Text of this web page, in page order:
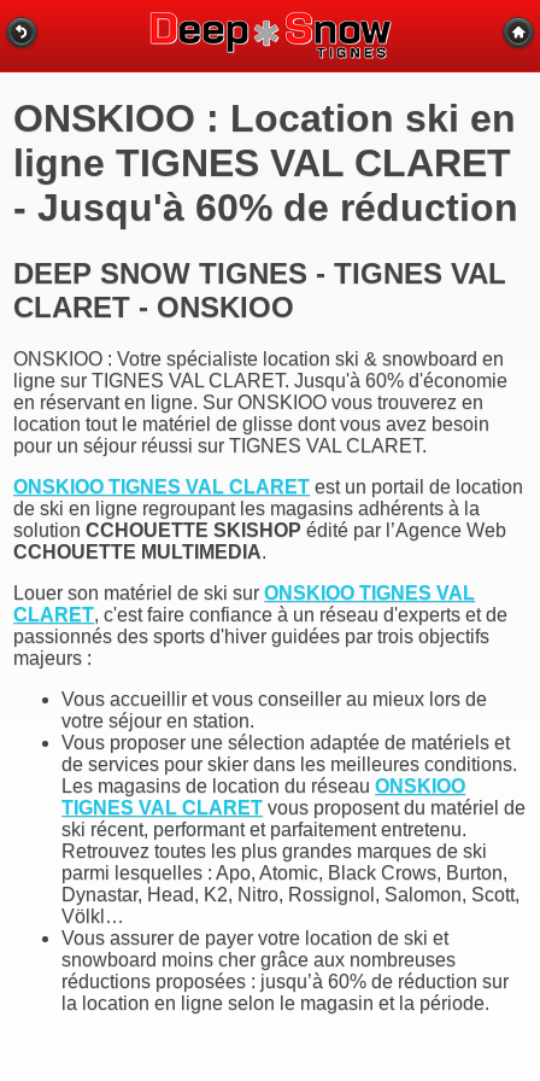
ONSKIOO : Location ski en
ligne TIGNES VAL CLARET
- Jusqu'à 60% de réduction
DEEP SNOW TIGNES - TIGNES VAL
CLARET - ONSKIOO
ONSKIOO : Votre spécialiste location ski & snowboard en
ligne sur TIGNES VAL CLARET. Jusqu'à 60% d'économie
en réservant en ligne. Sur ONSKIOO vous trouverez en
location tout le matériel de glisse dont vous avez besoin
pour un séjour réussi sur TIGNES VAL CLARET.
ONSKIOO TIGNES VAL CLARET est un portail de location
de ski en ligne regroupant les magasins adhérents à la
solutionCCHOUETTE SKISHOP édité par l’Agence Web
CCHOUETTE MULTIMEDIA.
Louer son matériel de ski surONSKIOO TIGNES VAL
CLARET, c'est faire confiance à un réseau d'experts et de
passionnés des sports d'hiver guidées par trois objectifs
majeurs :
Vous accueillir et vous conseiller au mieux lors de
votre séjour en station.
Vous proposer une sélection adaptée de matériels et
de services pour skier dans les meilleures conditions.
Les magasins de location du réseauONSKIOO
TIGNES VAL CLARET vous proposent du matériel de
ski récent, performant et parfaitement entretenu.
Retrouvez toutes les plus grandes marques de ski
parmi lesquelles : Apo, Atomic, Black Crows, Burton,
Dynastar, Head, K2, Nitro, Rossignol, Salomon, Scott,
Völkl…
Vous assurer de payer votre location de ski et
snowboard moins cher grâce aux nombreuses
réductions proposées : jusqu’à 60% de réduction sur
la location en ligne selon le magasin et la période.